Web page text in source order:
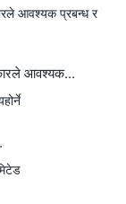
आवश्यक...